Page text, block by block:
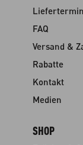
FAQ
Versand &
Rabatte
Kontakt
Medien
SHOP